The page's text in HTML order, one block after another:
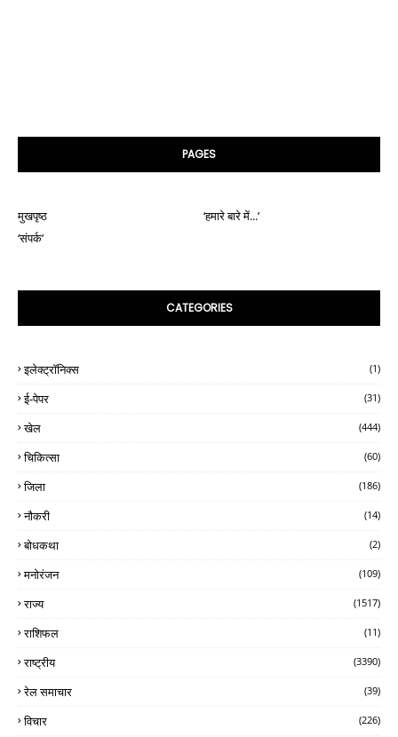
PAGES
मुखपृष्ठ
‘हमारे बारे में...’
‘संपर्क’
CATEGORIES
इलेक्ट्रॉनिक्स (1)
ई-पेपर (31)
खेल (444)
चिकित्सा (60)
जिला (186)
नौकरी (14)
बोधकथा (2)
मनोरंजन (109)
राज्य (1517)
राशिफल (11)
राष्ट्रीय (3390)
रेल समाचार (39)
विचार (226)